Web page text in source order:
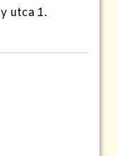
utca 1.